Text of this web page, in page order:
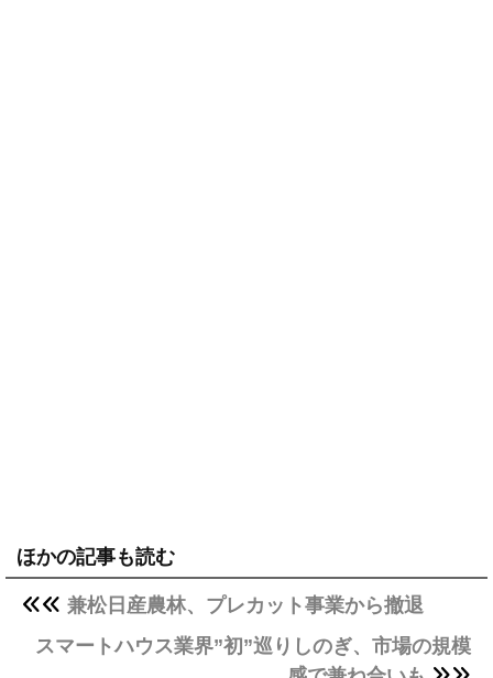
ほかの記事も読む
兼松日産農林、プレカット事業から撤退
スマートハウス業界”初”巡りしのぎ、市場の規模